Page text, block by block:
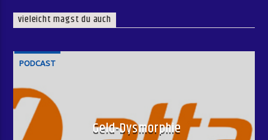
vieleicht magst du auch
PODCAST
Geld-Dysmorphie